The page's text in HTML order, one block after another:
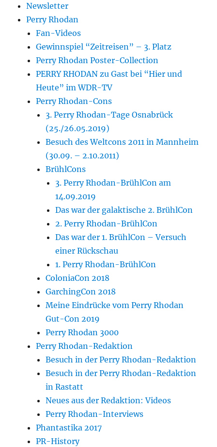
Newsletter
Perry Rhodan
Fan-Videos
Gewinnspiel “Zeitreisen” – 3. Platz
Perry Rhodan Poster-Collection
PERRY RHODAN zu Gast bei “Hier und
Heute” im WDR-TV
Perry Rhodan-Cons
3. Perry Rhodan-Tage Osnabrück
(25./26.05.2019)
Besuch des Weltcons 2011 in Mannheim
(30.09. – 2.10.2011)
BrühlCons
3. Perry Rhodan-BrühlCon am
14.09.2019
Das war der galaktische 2. BrühlCon
2. Perry Rhodan-BrühlCon
Das war der 1. BrühlCon – Versuch
einer Rückschau
1. Perry Rhodan-BrühlCon
ColoniaCon 2018
GarchingCon 2018
Meine Eindrücke vom Perry Rhodan
Gut-Con 2019
Perry Rhodan 3000
Perry Rhodan-Redaktion
Besuch in der Perry Rhodan-Redaktion
Besuch in der Perry Rhodan-Redaktion
in Rastatt
Neues aus der Redaktion: Videos
Perry Rhodan-Interviews
Phantastika 2017
PR-History